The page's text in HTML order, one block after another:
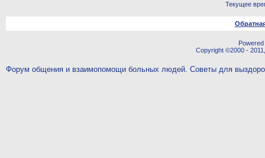
Текущее
Copyright ©2000 -
Форум общения и взаимопомощи больных людей. Советы для